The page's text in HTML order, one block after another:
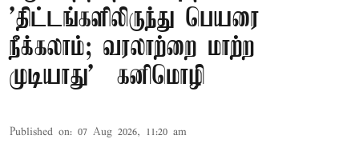
'திட்டங்களிலிருந்து பெயரை
நீக்கலாம்; வரலாற்றை மாற்ற
முடியாது' – கனிமொழி
Published on: 07 Aug 2026, 11:20 am